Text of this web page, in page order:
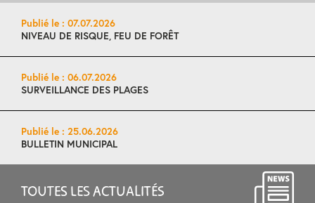
Publié le : 07.07.2026
NIVEAU DE RISQUE, FEU DE FORÊT
Publié le : 06.07.2026
SURVEILLANCE DES PLAGES
Publié le : 25.06.2026
BULLETIN MUNICIPAL
TOUTES LES ACTUALITÉS